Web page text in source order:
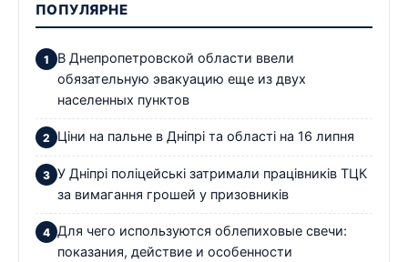
ПОПУЛЯРНЕ
В Днепропетровской области ввели
обязательную эвакуацию еще из двух
населенных пунктов
Ціни на пальне в Дніпрі та області на 16 липня
У Дніпрі поліцейські затримали працівників ТЦК
за вимагання грошей у призовників
Для чего используются облепиховые свечи:
показания, действие и особенности